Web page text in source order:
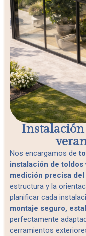
Instalación
Nos encargamos de
instalación de toldos
medición precisa del
estructura y la
planificar cada
montaje seguro,
perfectamente
cerramientos